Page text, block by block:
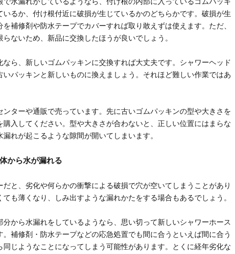
いるか、付け根付近に破損が生じているかのどちらかです。破損が生
を補修剤や防水テープでカバーすれば取り敢えずは使えます。ただ、
ないため、新品に交換したほうが良いでしょう。
なら、新しいゴムパッキンに交換すれば大丈夫です。シャワーヘッド
いパッキンと新しいものに換えましょう。それほど難しい作業ではあ
ンターや通販で売っています。先に古いゴムパッキンの型や大きさを
購入してください。型や大きさが合わないと、正しい位置にはまらな
れが起こるような隙間が開いてしまいます。
から水が漏れる
と、劣化や何らかの衝撃による破損で穴が空いてしまうことがあり
ても薄くなり、しみ出すような漏れかたをする場合もあるでしょう。
から水漏れをしているようなら、思い切って新しいシャワーホース
。補修剤・防水テープなどの応急処置でも間に合うといえば間に合う
同じようなことになってしまう可能性があります。とくに経年劣化な